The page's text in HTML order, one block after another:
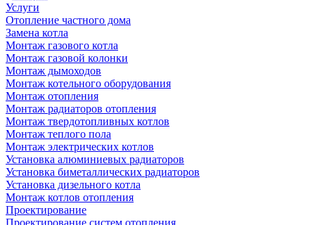
Услуги
Отопление частного дома
Замена котла
Монтаж газового котла
Монтаж газовой колонки
Монтаж дымоходов
Монтаж котельного оборудования
Монтаж отопления
Монтаж радиаторов отопления
Монтаж твердотопливных котлов
Монтаж теплого пола
Монтаж электрических котлов
Установка алюминиевых радиаторов
Установка биметаллических радиаторов
Установка дизельного котла
Монтаж котлов отопления
Проектирование
Проектирование систем отопления